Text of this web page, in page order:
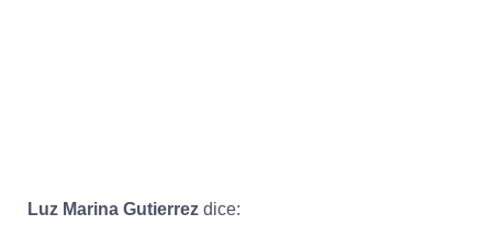
Luz Marina Gutierrez dice: